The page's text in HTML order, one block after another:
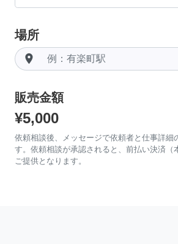
場所
room
販売金額
¥5,000
依頼相談後、メッセージで依頼者と仕事詳細
す。依頼相談が承認されると、前払い決済
ご提供となります。